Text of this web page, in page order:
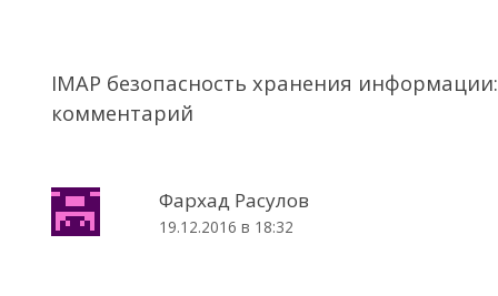
IMAP безопасность хранения информации
комментарий
Фархад Расулов
19.12.2016 в 18:32